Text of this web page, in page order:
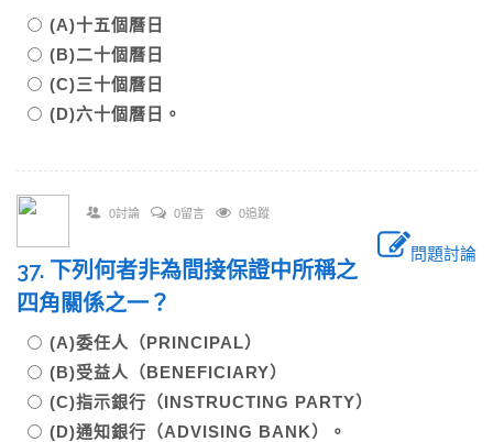
(A)十五個曆日
(B)二十個曆日
(C)三十個曆日
(D)六十個曆日。
0討論 0留言 0追蹤
問題討論
37. 下列何者非為間接保證中所稱之
四角關係之一？
(A)委任人（PRINCIPAL）
(B)受益人（BENEFICIARY）
(C)指示銀行（INSTRUCTING PARTY）
(D)通知銀行（ADVISING BANK）。